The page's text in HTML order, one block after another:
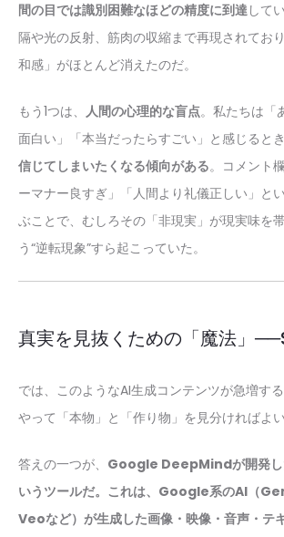
間の目では識別困難なほどの精度に到達して
隔や光の反射、筋肉の収縮まで再現されてお
和感」がほとんど消えたのだ。
もう1つは、 人間の心理的な盲点。私たちは「
面白い」「本当だったらすごい」と感じるとき
信じてしまいたくなる傾向がある。コメント
ーマナー良すぎ」「人間より礼儀正しい」と
ぶことで、むしろその「非現実」が現実味を
う“逆転現象”すら起こっていた。
真実を見抜くための「魔法」
では、このようなAI生成コンテンツが急増す
やって「本物」と「作り物」を見分ければよ
答えの一つが、 Google DeepMindが開発
いうツールだ。これは、Google系のAI（
Veoなど）が生成した画像・映像・音声・テ